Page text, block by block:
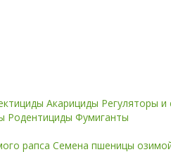
Акарициды Регуляторы и
Родентициды Фумиганты
рапса Семена пшеницы